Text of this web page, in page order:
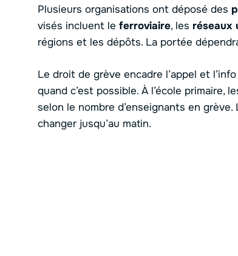
Plusieurs organisations ont déposé des
visés incluent le ferroviaire, les réseaux
régions et les dépôts. La portée
Le droit de grève encadre l’appel et
quand c’est possible. À l’école primaire,
selon le nombre d’enseignants en
changer jusqu’au matin.